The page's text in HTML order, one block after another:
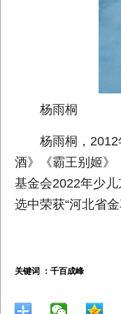
杨雨桐
杨雨桐，
酒》《霸王别姬》
基金会2022年少
选中荣获“河北省
关键词 ： 千百成峰